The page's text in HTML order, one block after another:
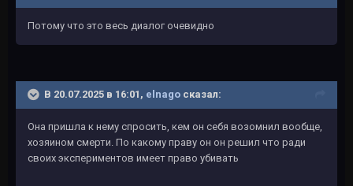
Потому что это весь диалог очевидно
В 20.07.2025 в 16:01, elnago сказал:
Она пришла к нему спросить, кем он себя возомнил вообще,
хозяином смерти. По какому праву он он решил что ради
своих экспериментов имеет право убивать